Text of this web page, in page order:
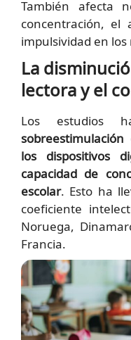
También afecta
concentración, el
impulsividad en los
La
lectora y el
Los estudios
los dispositivos
capacidad de
escolar. Esto ha
coeficiente
Noruega,
Francia.